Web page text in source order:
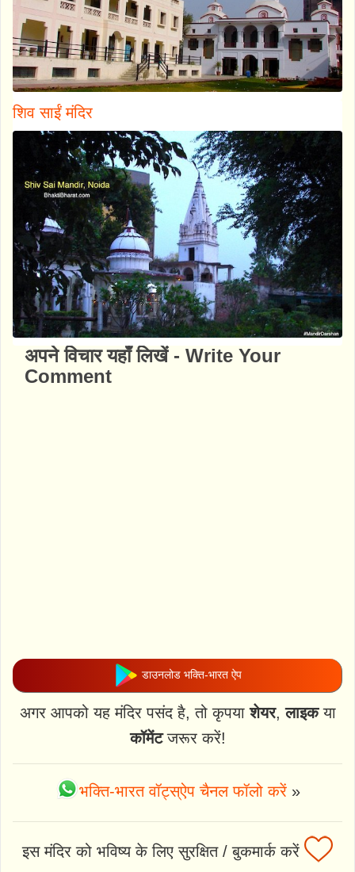
शिव साईं मंदिर
अपने विचार यहाँ लिखें - Write Your
Comment
डाउनलोड भक्ति-भारत ऐप
अगर आपको यह मंदिर पसंद है, तो कृपयाशेयर,लाइकया
कॉमेंटजरूर करें!
भक्ति-भारत वॉट्स्ऐप चैनल फॉलो करें»
इस मंदिर को भविष्य के लिए सुरक्षित / बुकमार्क करें